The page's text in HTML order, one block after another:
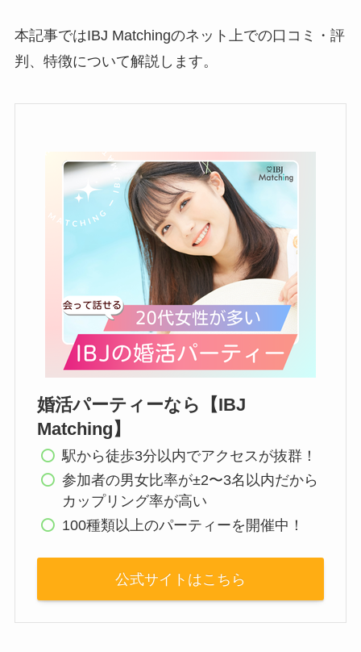
本記事ではIBJ Matchingのネット上での口コミ・評
判、特徴について解説します。
婚活パーティーなら【IBJ
Matching】
駅から徒歩3分以内でアクセスが抜群！
参加者の男女比率が±2〜3名以内だから
カップリング率が高い
100種類以上のパーティーを開催中！
公式サイトはこちら